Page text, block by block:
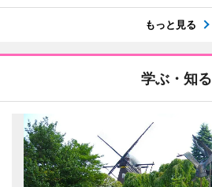
もっと見る
学ぶ・知る